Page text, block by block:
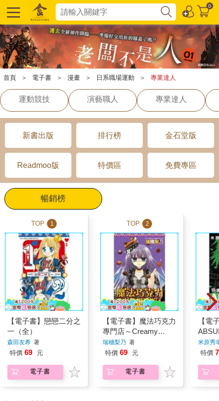
0
首頁 ＞ 電子書 ＞ 漫畫 ＞ 日系職場運動 ＞ 專業達人
運動競技 演藝職人 專業達人
新書出版 排行榜 金石堂版
Readmoo版 特價區 免費專區
暢銷榜
TOP 1
【電子書】戀戀二分之
一（全）
森田友希 著
特價 69 元
電子書
TOP 2
【電子書】魔法巧克力
專門店～Creamy
sugar～（全）
瑞穗梨乃 著
特價 69 元
電子書
【電
米原秀
特價